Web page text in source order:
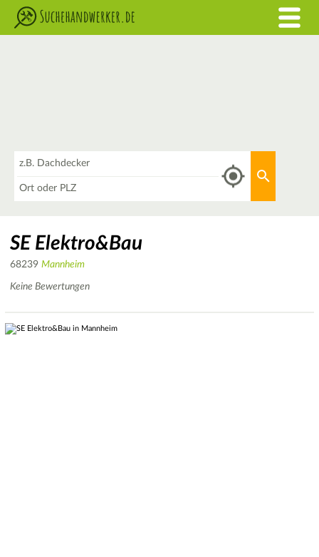
SE Elektro&Bau
68239 Mannheim
Keine Bewertungen